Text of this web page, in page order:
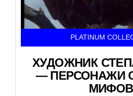
PLATINUM
ХУДОЖНИК
— ПЕРСОНАЖИ
МИФОВ